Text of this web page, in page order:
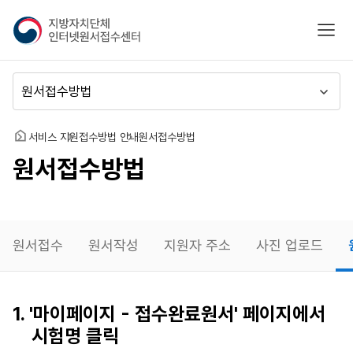
지
방
자
치
단
체
인
넷
원
수
센
터
모바
뉴
동
홈 서비스 지원접수방법 안내원서접수방법
원서접수방법
원서접수 원서작성 지원자 주소 사진 업로드
원서작성
재확인
1. '마이페이지 - 접수완료원서' 페이지에서
시험명 클릭